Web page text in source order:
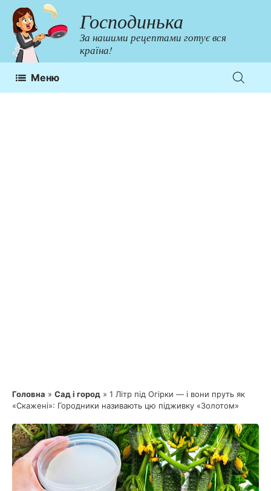
Перейти
до
контенту
Господинька
За нашими рецептами готує вся
країна!
Меню
Головна » Сад і город » 1 Літр під Огірки — і вони пруть як
«Скажені»: Городники називають цю підживку «Золотом»